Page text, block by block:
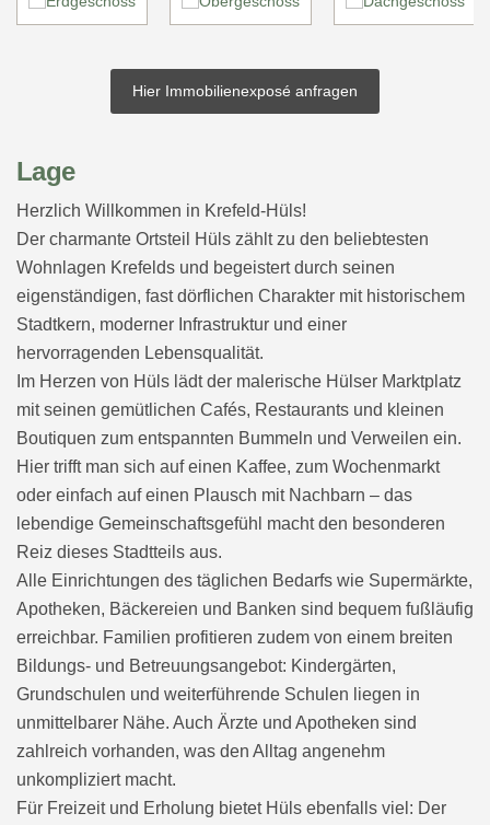
Hier Immobilienexposé anfragen
Lage
Herzlich Willkommen in Krefeld-Hüls!
Der charmante Ortsteil Hüls zählt zu den beliebtesten
Wohnlagen Krefelds und begeistert durch seinen
eigenständigen, fast dörflichen Charakter mit historischem
Stadtkern, moderner Infrastruktur und einer
hervorragenden Lebensqualität.
Im Herzen von Hüls lädt der malerische Hülser Marktplatz
mit seinen gemütlichen Cafés, Restaurants und kleinen
Boutiquen zum entspannten Bummeln und Verweilen ein.
Hier trifft man sich auf einen Kaffee, zum Wochenmarkt
oder einfach auf einen Plausch mit Nachbarn – das
lebendige Gemeinschaftsgefühl macht den besonderen
Reiz dieses Stadtteils aus.
Alle Einrichtungen des täglichen Bedarfs wie Supermärkte,
Apotheken, Bäckereien und Banken sind bequem fußläufig
erreichbar. Familien profitieren zudem von einem breiten
Bildungs- und Betreuungsangebot: Kindergärten,
Grundschulen und weiterführende Schulen liegen in
unmittelbarer Nähe. Auch Ärzte und Apotheken sind
zahlreich vorhanden, was den Alltag angenehm
unkompliziert macht.
Für Freizeit und Erholung bietet Hüls ebenfalls viel: Der